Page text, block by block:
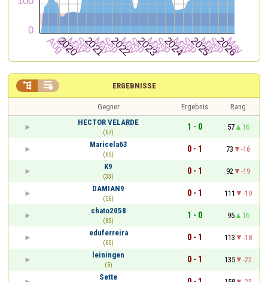
ERGEBNISSE
 
Gegner Ergebnis
Rang
HECTOR VELARDE
(67)
1 - 0 57
16
Maricela63
(65)
0 - 1 73
-16
K9
(33)
0 - 1 92
-19
DAMIAN9
(56)
0 - 1 111
-19
chato2058
(85)
1 - 0 95
16
eduferreira
(60)
0 - 1 113
-18
leiningen
(5)
0 - 1 135
-22
Sette